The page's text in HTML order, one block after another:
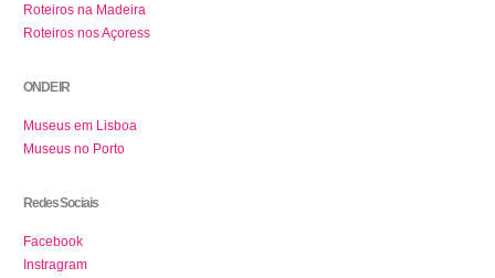
Roteiros na Madeira
Roteiros nos Açoress
ONDE IR
Museus em Lisboa
Museus no Porto
Redes Sociais
Facebook
Instragram